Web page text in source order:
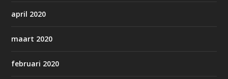
april 2020
maart 2020
februari 2020